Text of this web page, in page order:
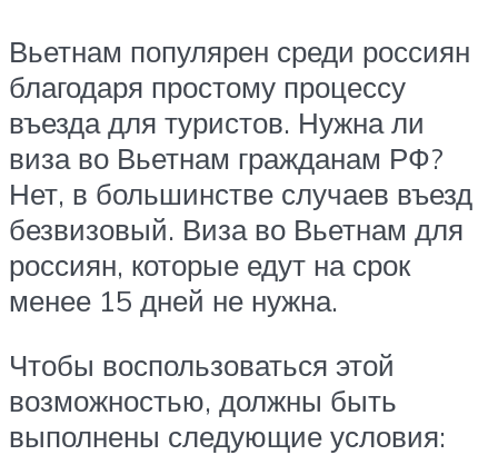
Вьетнам популярен среди россиян
благодаря простому процессу
въезда для туристов. Нужна ли
виза во Вьетнам гражданам РФ?
Нет, в большинстве случаев въезд
безвизовый. Виза во Вьетнам для
россиян, которые едут на срок
менее 15 дней не нужна.
Чтобы воспользоваться этой
возможностью, должны быть
выполнены следующие условия: